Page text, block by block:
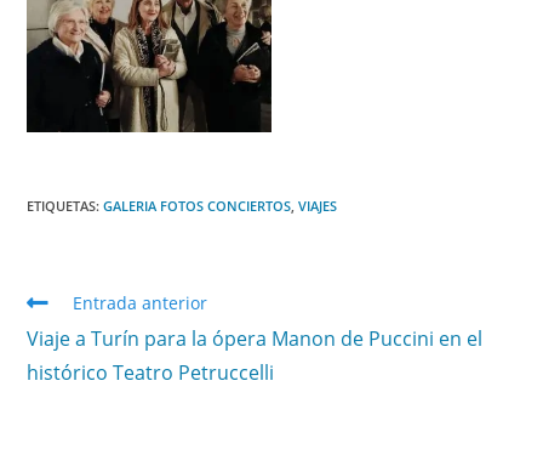
ETIQUETAS:GALERIA FOTOS CONCIERTOS VIAJES
Entrada anterior
Viaje a Turín para la ópera Manon de Puccini en el
histórico Teatro Petruccelli